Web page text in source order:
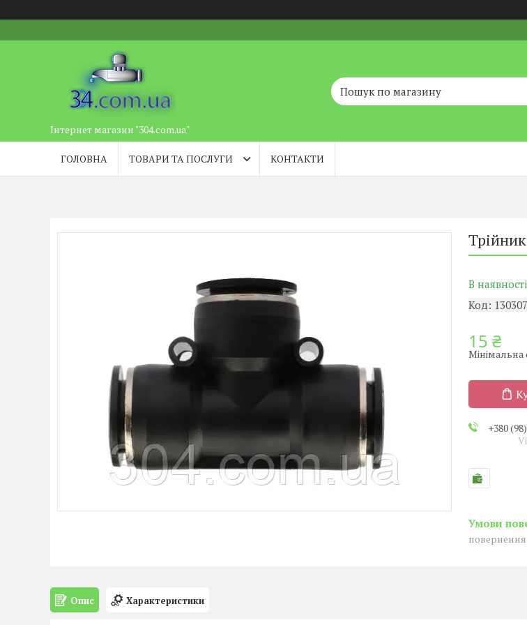
Інтернет магазин "304.com.ua"
ГОЛОВНА ТОВАРИ ТА ПОСЛУГИ КОНТАКТИ
В наявності
Код: 130307
15 ₴
Мінімальна
+380
повернення
Опис Характеристики